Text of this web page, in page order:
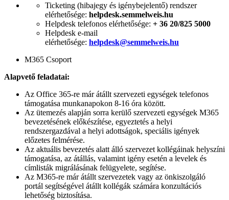
Ticketing (hibajegy és igénybejelentő) rendszer
elérhetősége: helpdesk.semmelweis.hu
Helpdesk telefonos elérhetősége: + 36 20/825 5000
Helpdesk e-mail
elérhetősége: helpdesk@semmelweis.hu
M365 Csoport
Alapvető feladatai:
Az Office 365-re már átállt szervezeti egységek telefonos
támogatása munkanapokon 8-16 óra között.
Az ütemezés alapján sorra kerülő szervezeti egységek M365
bevezetésének előkészítése, egyeztetés a helyi
rendszergazdával a helyi adottságok, speciális igények
előzetes felmérése.
Az aktuális bevezetés alatt álló szervezet kollégáinak helyszíni
támogatása, az átállás, valamint igény esetén a levelek és
címlisták migrálásának felügyelete, segítése.
Az M365-re már átállt szervezetek vagy az önkiszolgáló
portál segítségével átállt kollégák számára konzultációs
lehetőség biztosítása.